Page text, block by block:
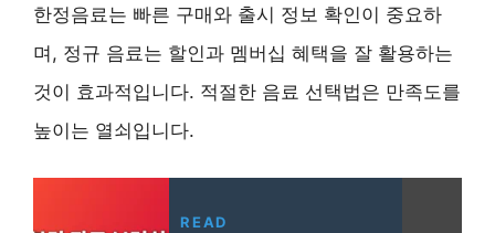
한정음료는 빠른 구매와 출시 정보 확인이 중요하
며, 정규 음료는 할인과 멤버십 혜택을 잘 활용하는
것이 효과적입니다. 적절한 음료 선택법은 만족도를
높이는 열쇠입니다.
READ